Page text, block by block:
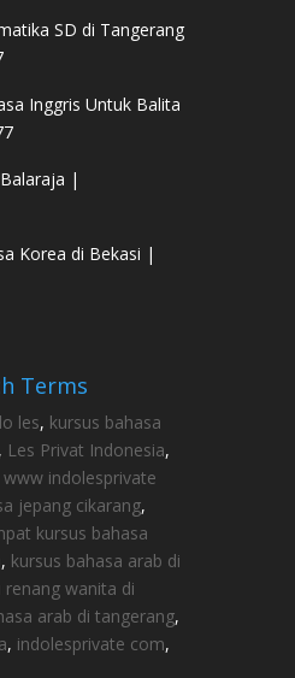
SD di Tangerang
Inggris Untuk Balita
|
Korea di Bekasi |
Terms
les, kursus bahasa
, Les Privat Indonesia,
www indolesprivate
jepang cikarang,
kursus bahasa
, kursus bahasa arab di
renang wanita di
arab di tangerang,
, indolesprivate com,